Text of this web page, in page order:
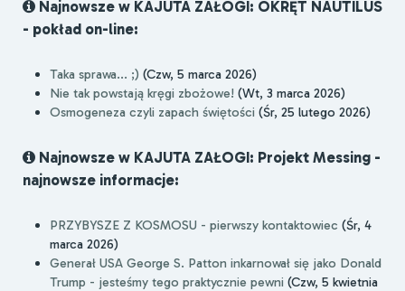
Najnowsze w KAJUTA ZAŁOGI: OKRĘT NAUTILUS
- pokład on-line:
Taka sprawa... ;) (Czw, 5 marca 2026)
Nie tak powstają kręgi zbożowe! (Wt, 3 marca 2026)
Osmogeneza czyli zapach świętości (Śr, 25 lutego 2026)
Najnowsze w KAJUTA ZAŁOGI: Projekt Messing -
najnowsze informacje:
PRZYBYSZE Z KOSMOSU - pierwszy kontaktowiec (Śr, 4
marca 2026)
Generał USA George S. Patton inkarnował się jako Donald
Trump - jesteśmy tego praktycznie pewni (Czw, 5 kwietnia